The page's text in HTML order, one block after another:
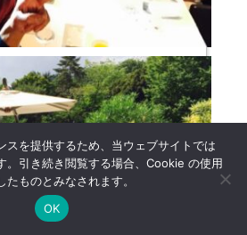
Instagram
スを提供するため、当ウェブサイトでは
。引き続き閲覧する場合、Cookie の使用
たものとみなされます。
OK